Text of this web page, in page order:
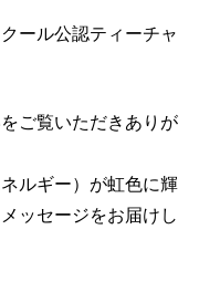
ール公認ティーチャ
ご覧いただきありが
ルギー）が虹色に輝
ッセージをお届けし